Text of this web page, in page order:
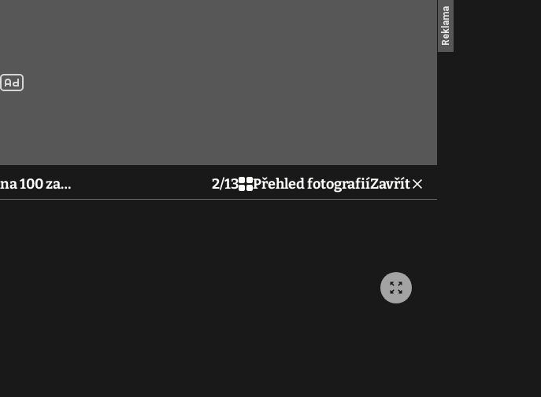
100 za… 2/13 Přehled fotografiíZavřít